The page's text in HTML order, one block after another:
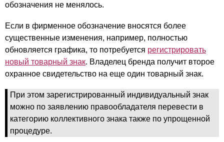
обозначения не менялось.
Если в фирменное обозначение вносятся более
существенные изменения, например, полностью
обновляется графика, то потребуется регистрировать
новый товарный знак. Владелец бренда получит второе
охранное свидетельство на еще один товарный знак.
При этом зарегистрированный индивидуальный знак
можно по заявлению правообладателя перевести в
категорию коллективного знака также по упрощенной
процедуре.